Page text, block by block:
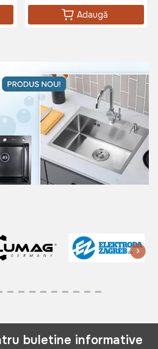
Adaugă
buletine informative